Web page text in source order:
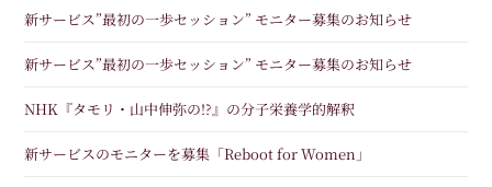
新サービス”最初の一歩セッション” モニター募集のお知らせ
新サービス”最初の一歩セッション” モニター募集のお知らせ
NHK『タモリ・山中伸弥の!?』の分子栄養学的解釈
新サービスのモニターを募集「Reboot for Women」